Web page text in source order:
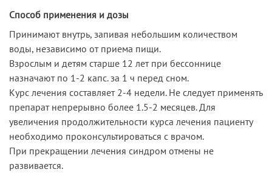
Способ применения и дозы
Принимают внутрь, запивая небольшим количеством
воды, независимо от приема пищи.
Взрослым и детям старше 12 лет при бессоннице
назначают по 1-2 капс. за 1 ч перед сном.
Курс лечения составляет 2-4 недели. Не следует применять
препарат непрерывно более 1.5-2 месяцев. Для
увеличения продолжительности курса лечения пациенту
необходимо проконсультироваться с врачом.
При прекращении лечения синдром отмены не
развивается.